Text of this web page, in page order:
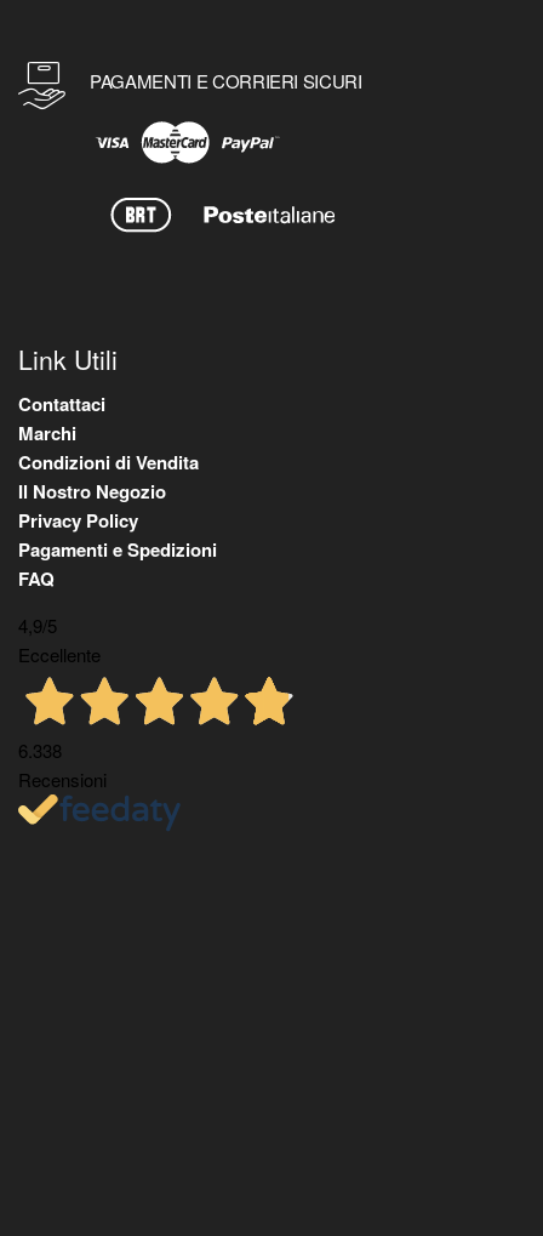
PAGAMENTI E CORRIERI SICURI
Link Utili
Contattaci
Marchi
Condizioni di Vendita
Il Nostro Negozio
Privacy Policy
Pagamenti e Spedizioni
FAQ
4,9/5
Eccellente
6.338
Recensioni